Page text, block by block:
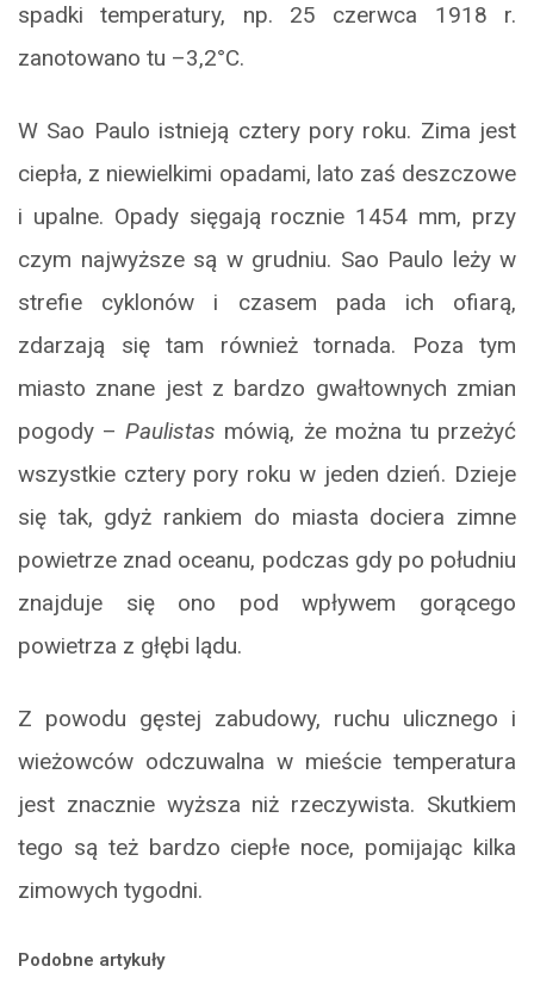
spadki temperatury, np. 25 czerwca 1918 r.
zanotowano tu –3,2°C.
W Sao Paulo istnieją cztery pory roku. Zima jest
ciepła, z niewielkimi opadami, lato zaś deszczowe
i upalne. Opady sięgają rocznie 1454 mm, przy
czym najwyższe są w grudniu. Sao Paulo leży w
strefie cyklonów i czasem pada ich ofiarą,
zdarzają się tam również tornada. Poza tym
miasto znane jest z bardzo gwałtownych zmian
pogody –Paulistas mówią, że można tu przeżyć
wszystkie cztery pory roku w jeden dzień. Dzieje
się tak, gdyż rankiem do miasta dociera zimne
powietrze znad oceanu, podczas gdy po południu
znajduje się ono pod wpływem gorącego
powietrza z głębi lądu.
Z powodu gęstej zabudowy, ruchu ulicznego i
wieżowców odczuwalna w mieście temperatura
jest znacznie wyższa niż rzeczywista. Skutkiem
tego są też bardzo ciepłe noce, pomijając kilka
zimowych tygodni.
Podobne artykuły